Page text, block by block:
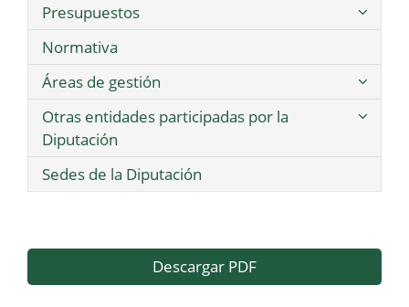
Presupuestos
Normativa
Áreas de gestión
Otras entidades participadas por la
Diputación
Sedes de la Diputación
Descargar PDF